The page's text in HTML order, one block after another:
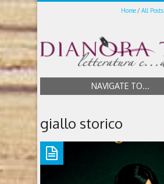
Home All Posts
NAVIGATE TO...
giallo storico